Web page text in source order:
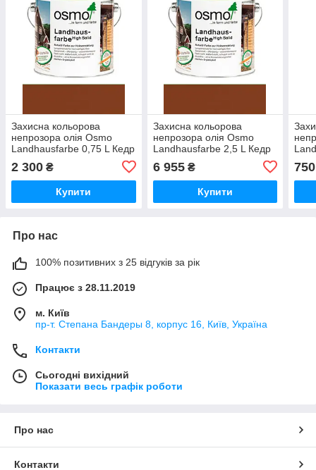
Захисна кольорова
непрозора олія Osmo
Landhausfarbe 0,75 L Кедр
2 300 ₴
Купити
Захисна кольорова
непрозора олія Osmo
Landhausfarbe 2,5 L Кедр
6 955₴
Купити
750
Про нас
100% позитивних з 25 відгуків за рік
Працює з 28.11.2019
м. Київ
пр-т. Степана Бандеры 8, корпус 16, Київ, Україна
Контакти
Сьогодні вихідний
Показати весь графік роботи
Про нас
Контакти